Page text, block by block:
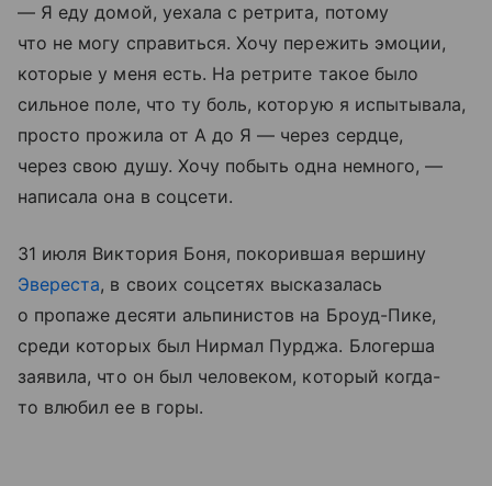
— Я еду домой, уехала с ретрита, потому
что не могу справиться. Хочу пережить эмоции,
которые у меня есть. На ретрите такое было
сильное поле, что ту боль, которую я испытывала,
просто прожила от А до Я — через сердце,
через свою душу. Хочу побыть одна немного, —
написала она в соцсети.
31 июля Виктория Боня, покорившая вершину
Эвереста, в своих соцсетях высказалась
о пропаже десяти альпинистов на Броуд-Пике,
среди которых был Нирмал Пурджа. Блогерша
заявила, что он был человеком, который когда-
то влюбил ее в горы.